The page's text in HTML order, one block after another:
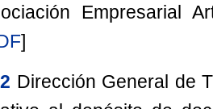
Empresarial
]
Dirección General de